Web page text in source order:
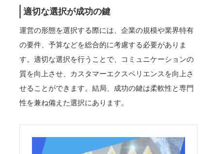
適切な選択が成功の鍵
運営の形態を選択する際には、企業の規模や業界特有
の要件、予算などを総合的に考慮する必要がありま
す。適切な選択を行うことで、コミュニケーションの
質を向上させ、カスタマーエクスペリエンスを向上さ
せることができます。結局、成功の鍵は柔軟性と専門
性を兼ね備えた選択にあります。